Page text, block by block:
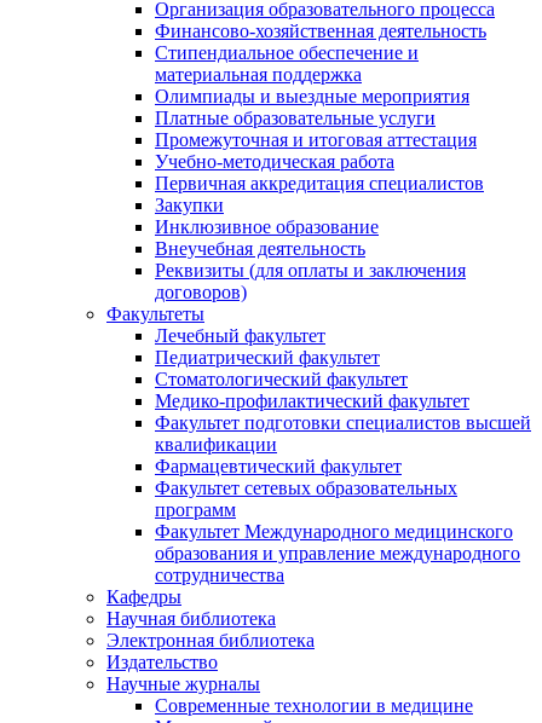
Организация образовательного процесса
Финансово-хозяйственная деятельность
Стипендиальное обеспечение и
материальная поддержка
Олимпиады и выездные мероприятия
Платные образовательные услуги
Промежуточная и итоговая аттестация
Учебно-методическая работа
Первичная аккредитация специалистов
Закупки
Инклюзивное образование
Внеучебная деятельность
Реквизиты (для оплаты и заключения
договоров)
Факультеты
Лечебный факультет
Педиатрический факультет
Стоматологический факультет
Медико-профилактический факультет
Факультет подготовки специалистов высшей
квалификации
Фармацевтический факультет
Факультет сетевых образовательных
программ
Факультет Международного медицинского
образования и управление международного
сотрудничества
Кафедры
Научная библиотека
Электронная библиотека
Издательство
Научные журналы
Современные технологии в медицине